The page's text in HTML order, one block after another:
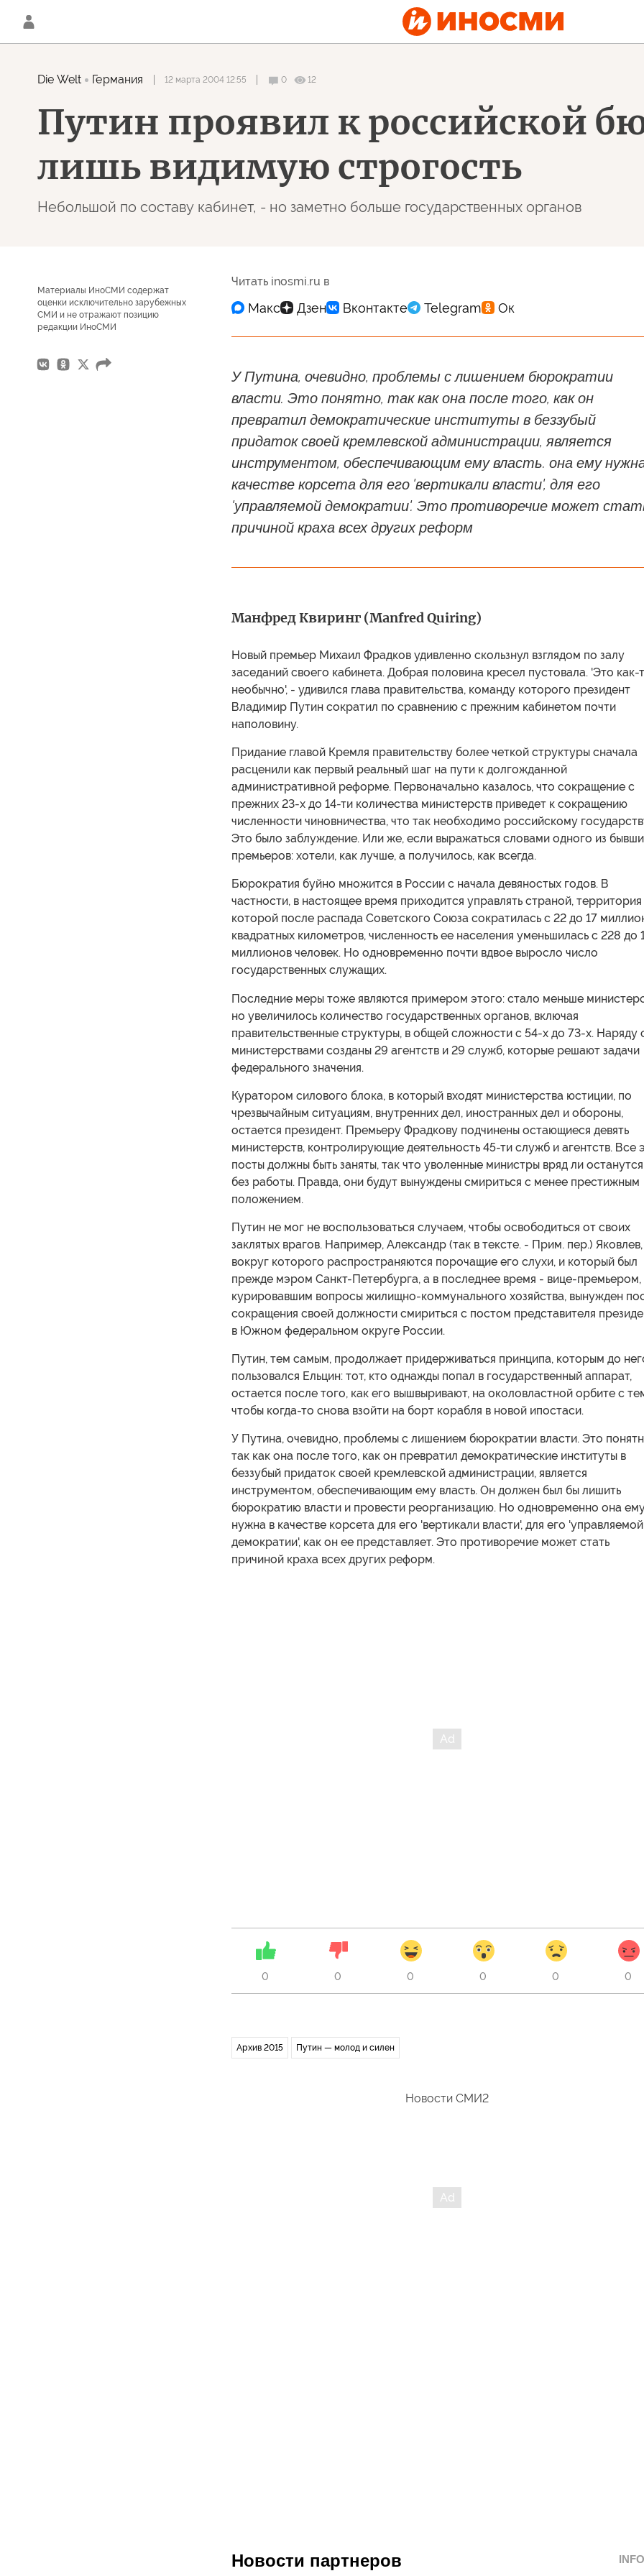
Die Welt Германия 12 марта 2004 12:55 0 12
Путин проявил к российской
лишь видимую строгость
Небольшой по составу кабинет, - но заметно больше государственных органов
Материалы ИноСМИ содержат
оценки исключительно зарубежных
СМИ и не отражают позицию
редакции ИноСМИ
Читать inosmi.ru в
У Путина, очевидно, проблемы с лишением бюрократии
власти. Это понятно, так как она после того, как он
превратил демократические институты в беззубый
придаток своей кремлевской администрации, является
инструментом, обеспечивающим ему власть. она ему
качестве корсета для его 'вертикали власти', для его
'управляемой демократии'. Это противоречие может
причиной краха всех других реформ
Манфред Квиринг (Manfred Quiring)
Новый премьер Михаил Фрадков удивленно скользнул взглядом по залу
заседаний своего кабинета. Добрая половина кресел пустовала. 'Это как-
необычно', - удивился глава правительства, команду которого президент
Владимир Путин сократил по сравнению с прежним кабинетом почти
наполовину.
Придание главой Кремля правительству более четкой структуры сначала
расценили как первый реальный шаг на пути к долгожданной
административной реформе. Первоначально казалось, что сокращение с
прежних 23-х до 14-ти количества министерств приведет к сокращению
численности чиновничества, что так необходимо российскому
Это было заблуждение. Или же, если выражаться словами одного из
премьеров: хотели, как лучше, а получилось, как всегда.
Бюрократия буйно множится в России с начала девяностых годов. В
частности, в настоящее время приходится управлять страной, территория
которой после распада Советского Союза сократилась с 22 до 17
квадратных километров, численность ее населения уменьшилась с 228 до
миллионов человек. Но одновременно почти вдвое выросло число
государственных служащих.
Последние меры тоже являются примером этого: стало меньше
но увеличилось количество государственных органов, включая
правительственные структуры, в общей сложности с 54-х до 73-х. Наряду
министерствами созданы 29 агентств и 29 служб, которые решают задачи
федерального значения.
Куратором силового блока, в который входят министерства юстиции, по
чрезвычайным ситуациям, внутренних дел, иностранных дел и обороны,
остается президент. Премьеру Фрадкову подчинены остающиеся девять
министерств, контролирующие деятельность 45-ти служб и агентств. Все
посты должны быть заняты, так что уволенные министры вряд ли останутся
без работы. Правда, они будут вынуждены смириться с менее престижным
положением.
Путин не мог не воспользоваться случаем, чтобы освободиться от своих
заклятых врагов. Например, Александр (так в тексте. - Прим. пер.) Яковлев,
вокруг которого распространяются порочащие его слухи, и который был
прежде мэром Санкт-Петербурга, а в последнее время - вице-премьером,
курировавшим вопросы жилищно-коммунального хозяйства, вынужден
сокращения своей должности смириться с постом представителя
в Южном федеральном округе России.
Путин, тем самым, продолжает придерживаться принципа, которым до
пользовался Ельцин: тот, кто однажды попал в государственный аппарат,
остается после того, как его вышвыривают, на околовластной орбите с
чтобы когда-то снова взойти на борт корабля в новой ипостаси.
У Путина, очевидно, проблемы с лишением бюрократии власти. Это
так как она после того, как он превратил демократические институты в
беззубый придаток своей кремлевской администрации, является
инструментом, обеспечивающим ему власть. Он должен был бы лишить
бюрократию власти и провести реорганизацию. Но одновременно она
нужна в качестве корсета для его 'вертикали власти', для его 'управляемой
демократии', как он ее представляет. Это противоречие может стать
причиной краха всех других реформ.
0 0 0 0 0 0
Архив 2015 Путин — молод и силен
Новости СМИ2
Новости партнеров